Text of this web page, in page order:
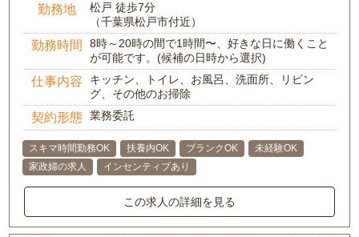
勤務地
松戸 徒歩7分
（千葉県松戸市付近）
勤務時間
8時～20時の間で1時間〜、好きな日に働くこと
が可能です。(候補の日時から選択)
仕事内容
キッチン、トイレ、お風呂、洗面所、リビン
グ、その他のお掃除
契約形態 業務委託
スキマ時間勤務OK 扶養内OK ブランクOK
未経験OK
家政婦の求人
インセンティブあり
この求人の詳細を見る